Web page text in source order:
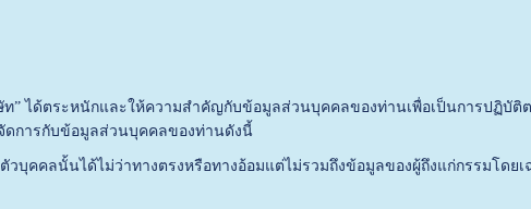
ท” ได้ตระหนักและให้ความสำคัญกับข้อมูลส่วนบุคคลของท่านเพื่อเป็นการปฏิ
ดการกับข้อมูลส่วนบุคคลของท่านดังนี้
บุคคลนั้นได้ไม่ว่าทางตรงหรือทางอ้อมแต่ไม่รวมถึงข้อมูลของผู้ถึงแก่กรรมโดยเ